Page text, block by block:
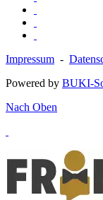
Impressum -
Powered by BUKI-
Nach Oben